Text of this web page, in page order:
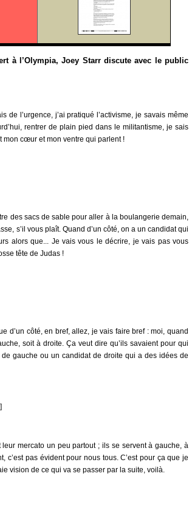
à l’Olympia, Joey Starr discute avec le public
l’urgence, j’ai pratiqué l’activisme, je savais même
rentrer de plain pied dans le militantisme, je sais
mon cœur et mon ventre qui parlent !
des sacs de sable pour aller à la boulangerie demain,
s’il vous plaît. Quand d’un côté, on a un candidat qui
alors que... Je vais vous le décrire, je vais pas vous
tête de Judas !
d’un côté, en bref, allez, je vais faire bref : moi, quand
soit à droite. Ça veut dire qu’ils savaient pour qui
gauche ou un candidat de droite qui a des idées de
]
mercato un peu partout ; ils se servent à gauche, à
c’est pas évident pour nous tous. C’est pour ça que je
vision de ce qui va se passer par la suite, voilà.